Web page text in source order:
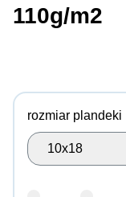
110g/m2
rozmiar plandeki
10x18